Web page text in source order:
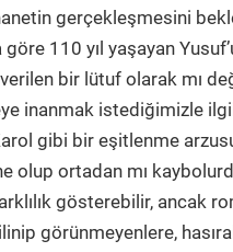
gerçekleşmesini
110 yıl yaşayan
verilen bir lütuf olarak mı
inanmak istediğimizle
gibi bir eşitlenme
olup ortadan mı
gösterebilir, ancak
görünmeyenlere,